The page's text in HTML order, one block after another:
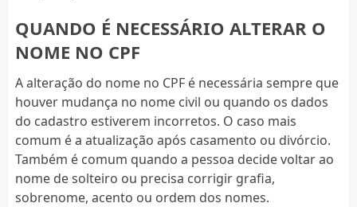
QUANDO É NECESSÁRIO ALTERAR O
NOME NO CPF
A alteração do nome no CPF é necessária sempre que
houver mudança no nome civil ou quando os dados
do cadastro estiverem incorretos. O caso mais
comum é a atualização após casamento ou divórcio.
Também é comum quando a pessoa decide voltar ao
nome de solteiro ou precisa corrigir grafia,
sobrenome, acento ou ordem dos nomes.